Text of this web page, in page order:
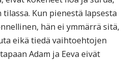
Kun pienestä lapsesta
hän ei ymmärrä sitä,
eikä tiedä vaihtoehtojen
Adam ja Eeva eivät